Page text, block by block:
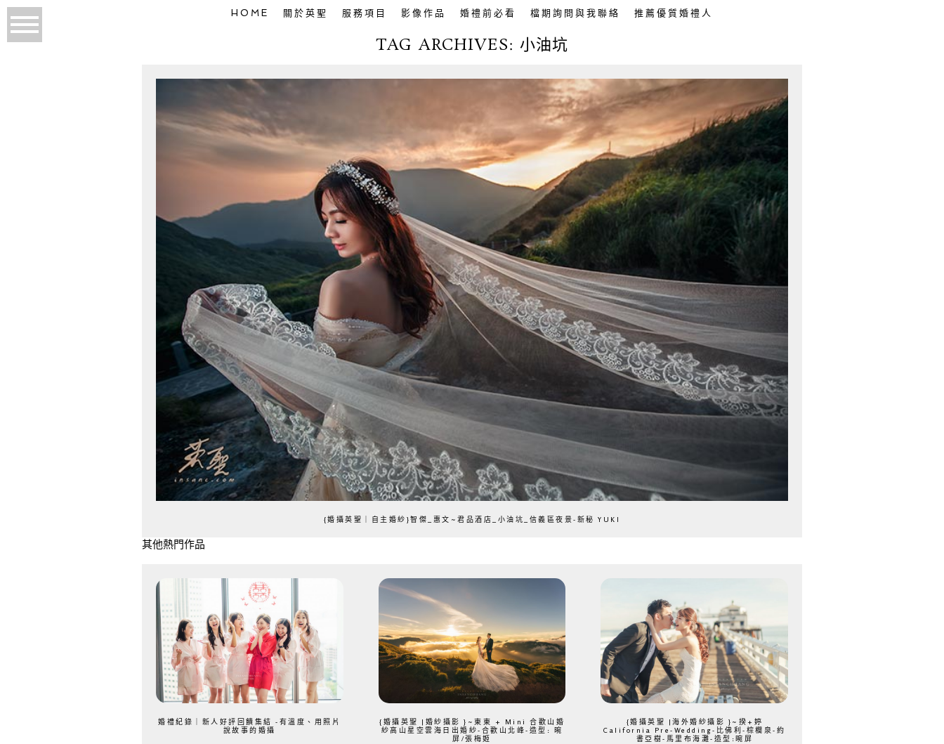
HOME 關於英聖 服務項目 影像作品 婚禮前必看 檔期詢問與我聯絡 推薦優質婚禮人
TAG ARCHIVES: 小油坑
{婚攝英聖｜自主婚紗}智傑_惠文~君品酒店_小油坑_信義區夜景-新秘 YUKI
其他熱門作品
婚禮紀錄｜新人好評回饋集結 -有溫度、用照片
說故事的婚攝
{婚攝英聖 |婚紗攝影 }~東東 + Mini 合歡山婚
紗高山星空雲海日出婚紗-合歡山北峰-造型: 晼
屏/張梅姬
{婚攝英聖 |海外婚紗攝影 }~揆+婷
California Pre-Wedding-比佛利-棕櫚泉-約
書亞樹-馬里布海灘-造型:晼屏